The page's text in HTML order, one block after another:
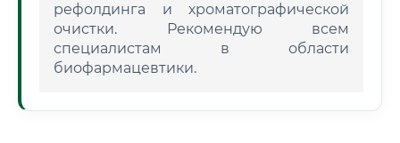
рефолдинга и хроматографической
очистки. Рекомендую всем
специалистам в области
биофармацевтики.